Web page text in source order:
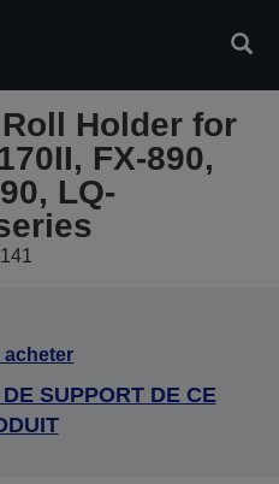
Holder for
FX-890,
LQ-
acheter
SUPPORT DE CE